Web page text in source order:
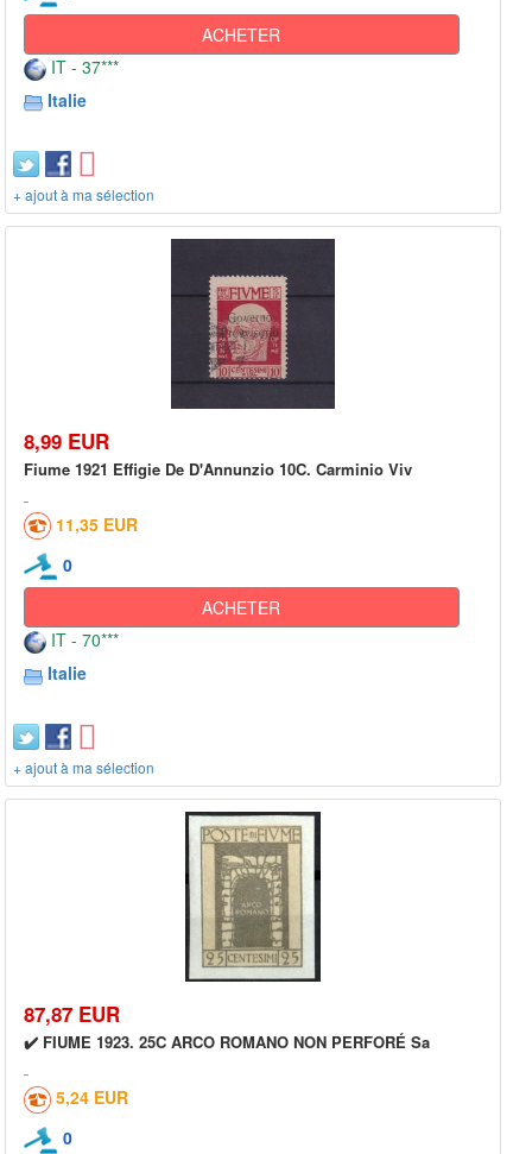
ACHETER
IT - 37***
Italie
+ ajout à ma sélection
8,99 EUR
Fiume 1921 Effigie De D'Annunzio 10C. Carminio Viv
11,35 EUR
0
ACHETER
IT - 70***
Italie
+ ajout à ma sélection
87,87 EUR
✔️ FIUME 1923. 25C ARCO ROMANO NON PERFORÉ Sa
5,24 EUR
0